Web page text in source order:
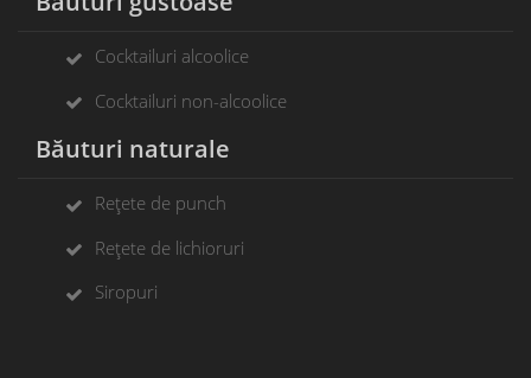
Cocktailuri alcoolice
Cocktailuri non-alcoolice
Băuturi naturale
Rețete de punch
Rețete de lichioruri
Siropuri